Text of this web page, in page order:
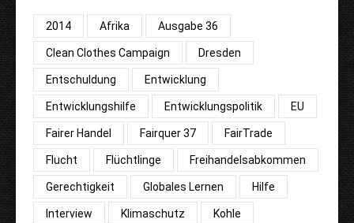
2014 Afrika Ausgabe 36
Clean Clothes Campaign Dresden
Entschuldung Entwicklung
Entwicklungshilfe Entwicklungspolitik EU
Fairer Handel Fairquer 37 FairTrade
Flucht Flüchtlinge Freihandelsabkommen
Gerechtigkeit Globales Lernen Hilfe
Interview Klimaschutz Kohle